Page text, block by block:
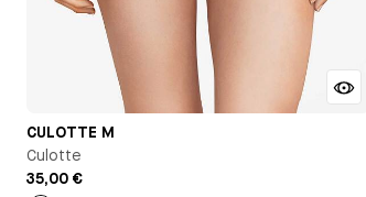
CULOTTE M
Culotte
35,00 €